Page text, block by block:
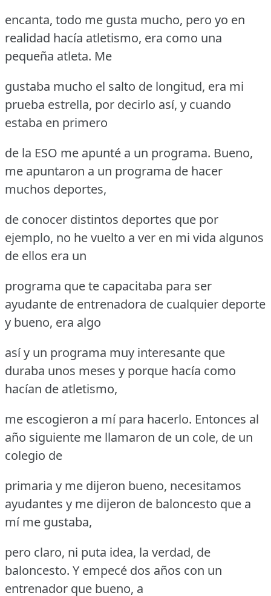
encanta, todo me gusta mucho, pero yo en
realidad hacía atletismo, era como una
pequeña atleta. Me
gustaba mucho el salto de longitud, era mi
prueba estrella, por decirlo así, y cuando
estaba en primero
de la ESO me apunté a un programa. Bueno,
me apuntaron a un programa de hacer
muchos deportes,
de conocer distintos deportes que por
ejemplo, no he vuelto a ver en mi vida algunos
de ellos era un
programa que te capacitaba para ser
ayudante de entrenadora de cualquier deporte
y bueno, era algo
así y un programa muy interesante que
duraba unos meses y porque hacía como
hacían de atletismo,
me escogieron a mí para hacerlo. Entonces al
año siguiente me llamaron de un cole, de un
colegio de
primaria y me dijeron bueno, necesitamos
ayudantes y me dijeron de baloncesto que a
mí me gustaba,
pero claro, ni puta idea, la verdad, de
baloncesto. Y empecé dos años con un
entrenador que bueno, a